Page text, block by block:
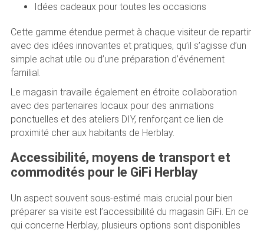
Idées cadeaux pour toutes les occasions
Cette gamme étendue permet à chaque visiteur de repartir
avec des idées innovantes et pratiques, qu’il s’agisse d’un
simple achat utile ou d’une préparation d’événement
familial.
Le magasin travaille également en étroite collaboration
avec des partenaires locaux pour des animations
ponctuelles et des ateliers DIY, renforçant ce lien de
proximité cher aux habitants de Herblay.
Accessibilité, moyens de transport et
commodités pour le GiFi Herblay
Un aspect souvent sous-estimé mais crucial pour bien
préparer sa visite est l’accessibilité du magasin GiFi. En ce
qui concerne Herblay, plusieurs options sont disponibles